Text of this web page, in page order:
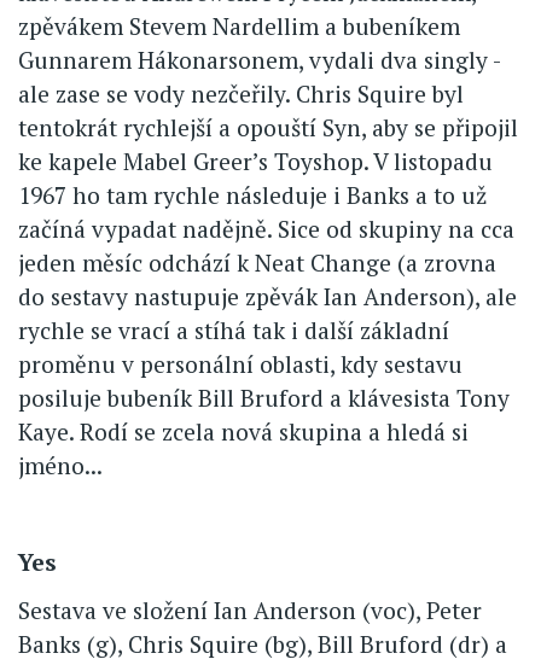
zpěvákem Stevem Nardellim a bubeníkem
Gunnarem Hákonarsonem, vydali dva singly -
ale zase se vody nezčeřily. Chris Squire byl
tentokrát rychlejší a opouští Syn, aby se připojil
ke kapele Mabel Greer’s Toyshop. V listopadu
1967 ho tam rychle následuje i Banks a to už
začíná vypadat nadějně. Sice od skupiny na cca
jeden měsíc odchází k Neat Change (a zrovna
do sestavy nastupuje zpěvák Ian Anderson), ale
rychle se vrací a stíhá tak i další základní
proměnu v personální oblasti, kdy sestavu
posiluje bubeník Bill Bruford a klávesista Tony
Kaye. Rodí se zcela nová skupina a hledá si
jméno...
Yes
Sestava ve složení Ian Anderson (voc), Peter
Banks (g), Chris Squire (bg), Bill Bruford (dr) a